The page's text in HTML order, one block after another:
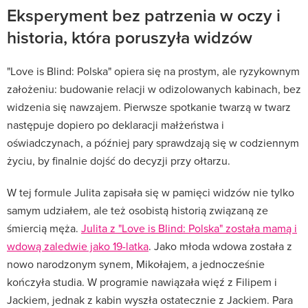
Eksperyment bez patrzenia w oczy i
historia, która poruszyła widzów
"Love is Blind: Polska" opiera się na prostym, ale ryzykownym
założeniu: budowanie relacji w odizolowanych kabinach, bez
widzenia się nawzajem. Pierwsze spotkanie twarzą w twarz
następuje dopiero po deklaracji małżeństwa i
oświadczynach, a później pary sprawdzają się w codziennym
życiu, by finalnie dojść do decyzji przy ołtarzu.
W tej formule Julita zapisała się w pamięci widzów nie tylko
samym udziałem, ale też osobistą historią związaną ze
śmiercią męża. Julita z "Love is Blind: Polska" została mamą i
wdową zaledwie jako 19-latka. Jako młoda wdowa została z
nowo narodzonym synem, Mikołajem, a jednocześnie
kończyła studia. W programie nawiązała więź z Filipem i
Jackiem, jednak z kabin wyszła ostatecznie z Jackiem. Para